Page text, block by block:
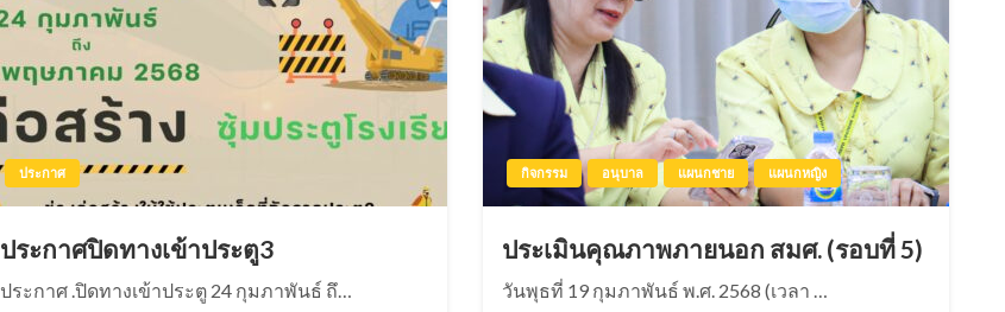
ประกาศ
ประกาศปิดทางเข้าประตู3
ประกาศ .ปิดทางเข้าประตู 24 กุมภาพันธ์ ถึ…
กิจกรรม อนุบาล แผนกชาย แผนกหญิง
ประเมินคุณภาพภายนอก สมศ. (รอบที่ 5)
วันพุธที่ 19 กุมภาพันธ์ พ.ศ. 2568 (เวลา …